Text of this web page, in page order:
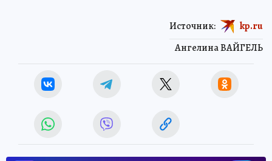
Ангелина ВАЙГЕЛЬ
Источник: kp.ru